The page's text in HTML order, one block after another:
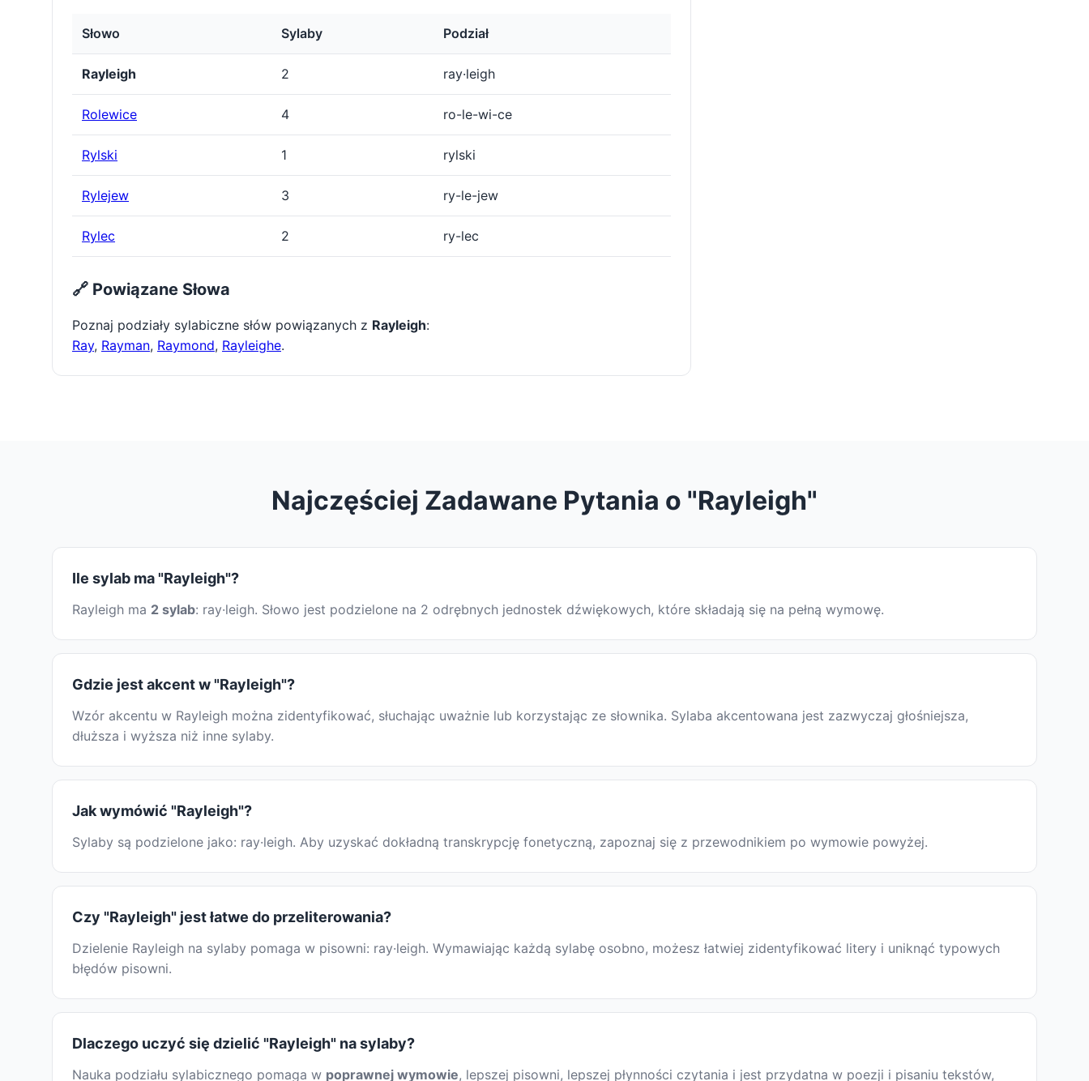
Słowo Sylaby Podział
Rayleigh 2 ray·leigh
Rolewice 4 ro-le-wi-ce
Rylski 1 rylski
Rylejew 3 ry-le-jew
Rylec 2 ry-lec
🔗 Powiązane Słowa
Poznaj podziały sylabiczne słów powiązanych z Rayleigh:
Ray, Rayman, Raymond, Rayleighe.
Najczęściej Zadawane Pytania o "Rayleigh"
Ile sylab ma "Rayleigh"?
Rayleigh ma 2 sylab: ray·leigh. Słowo jest podzielone na 2 odrębnych jednostek dźwiękowych, które składają się na pełną wymowę.
Gdzie jest akcent w "Rayleigh"?
Wzór akcentu w Rayleigh można zidentyfikować, słuchając uważnie lub korzystając ze słownika. Sylaba akcentowana jest zazwyczaj głośniejsza,
dłuższa i wyższa niż inne sylaby.
Jak wymówić "Rayleigh"?
Sylaby są podzielone jako: ray·leigh. Aby uzyskać dokładną transkrypcję fonetyczną, zapoznaj się z przewodnikiem po wymowie powyżej.
Czy "Rayleigh" jest łatwe do przeliterowania?
Dzielenie Rayleigh na sylaby pomaga w pisowni: ray·leigh. Wymawiając każdą sylabę osobno, możesz łatwiej zidentyfikować litery i uniknąć typowych
błędów pisowni.
Dlaczego uczyć się dzielić "Rayleigh" na sylaby?
Nauka podziału sylabicznego pomaga w poprawnej wymowie, lepszej pisowni, lepszej płynności czytania i jest przydatna w poezji i pisaniu tekstów,